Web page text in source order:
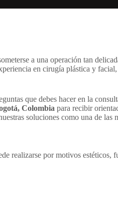
a una operación tan
en cirugía plástica y
que debes hacer en la
Colombia para recibir
soluciones como una de las
realizarse por motivos estéticos,